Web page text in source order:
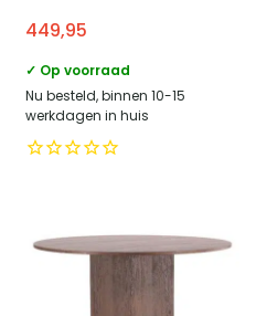
449,95
✓ Op voorraad
Nu besteld, binnen 10-15
werkdagen in huis